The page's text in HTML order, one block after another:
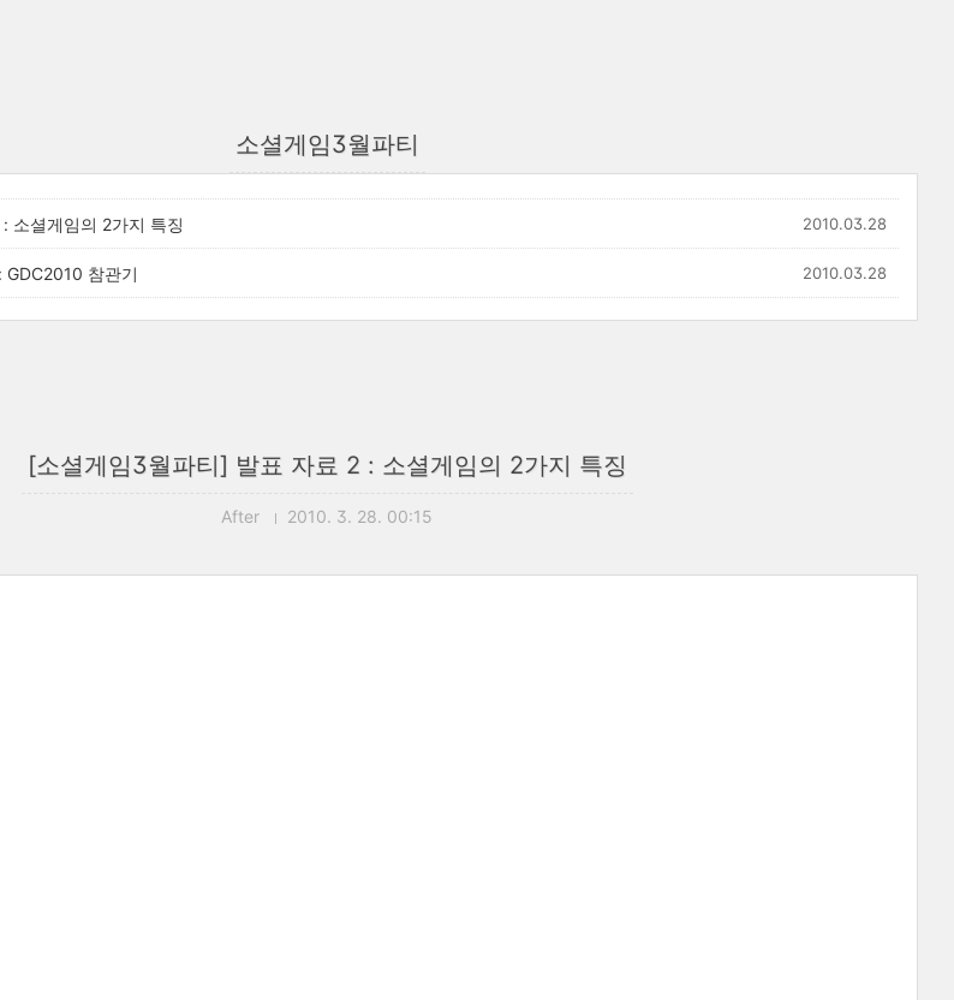
소셜게임3월파티
소셜게임의 2가지 특징 2010.03.28
참관기 2010.03.28
[소셜게임3월파티] 발표 자료 2 : 소셜게임의 2가지 특징
After 2010. 3. 28. 00:15